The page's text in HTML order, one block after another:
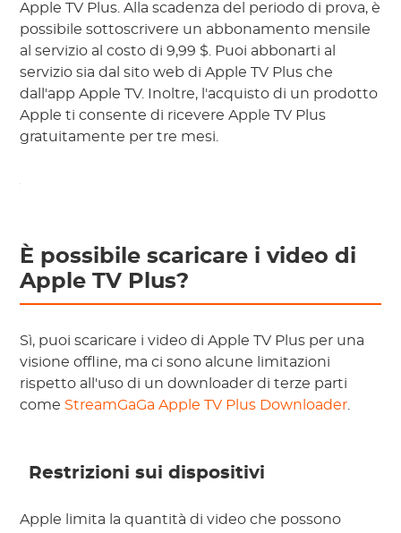
Apple TV Plus. Alla scadenza del periodo di prova, è
possibile sottoscrivere un abbonamento mensile
al servizio al costo di 9,99 $. Puoi abbonarti al
servizio sia dal sito web di Apple TV Plus che
dall'app Apple TV. Inoltre, l'acquisto di un prodotto
Apple ti consente di ricevere Apple TV Plus
gratuitamente per tre mesi.
È possibile scaricare i video di
Apple TV Plus?
Sì, puoi scaricare i video di Apple TV Plus per una
visione offline, ma ci sono alcune limitazioni
rispetto all'uso di un downloader di terze parti
come StreamGaGa Apple TV Plus Downloader
Restrizioni sui dispositivi
Apple limita la quantità di video che possono